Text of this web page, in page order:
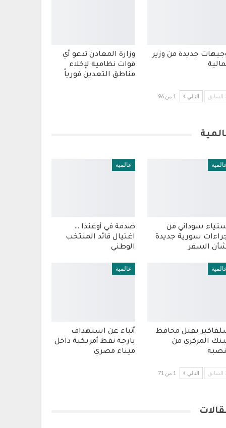
جديدة من وزير
وزارة المعادن تدعو أي
قوات نظامية لإخلاء
مناطق التعدين فورياً
السابق التالي 1 من 96
سوداني من
سورية جديدة
السفر
عالمية
صدمة في أوغندا …
اغتيال قائد المنتخب
الوطني
يقيل محافظ
المركزي من
عالمية
أنباء عن استهداف
بارجة نفط أمريكية داخل
ميناء مصري
السابق التالي 1 من 71